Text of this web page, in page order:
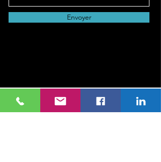
Envoyer